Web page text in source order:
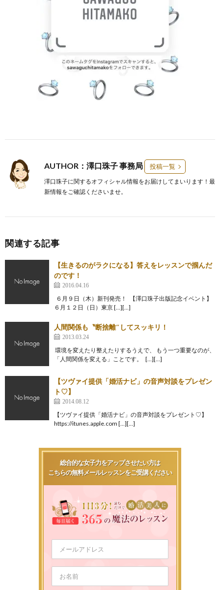
AUTHOR：澤口珠子 事務局 投稿一覧
澤口珠子に関するオフィシャル情報をお届けしてまいります！最
新情報をご確認くださいませ。
関連する記事
【生きるのがラクになる】答えをレッスンで掴んだ
のです！
2016.04.16
６月９日（木）新刊発売！ 【澤口珠子出版記念イベント】
６月１２日（日）東京 […][…]
人間関係も〝断捨離″してスッキリ！
2013.03.24
環境を変えたり整えたりするうえで、 もう一つ重要なのが、
「人間関係を変える」ことです。 […][…]
【ツヴァイ提供「婚活ナビ」の音声対談をプレゼン
ト♡】
2014.08.12
【ツヴァイ提供「婚活ナビ」の音声対談をプレゼント♡】
https://itunes.apple.com […][…]
総合的な女子力をアップさせたい方は
こちらの無料メールレッスンをご受講ください